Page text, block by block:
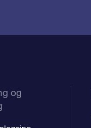
og